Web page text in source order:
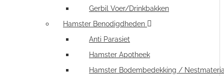
Gerbil Voer/Drinkbakken
Hamster Benodigdheden
Anti Parasiet
Hamster Apotheek
Hamster Bodembedekking /